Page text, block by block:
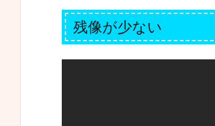
残像が少ない